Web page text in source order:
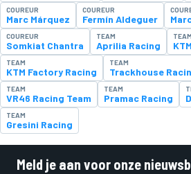
COUREUR
Marc Márquez
COUREUR
Fermín Aldeguer
COUREUR
Somkiat Chantra
TEAM
Aprilia Racing
TEAM
TEAM
KTM Factory Racing
TEAM
Trackhouse
TEAM
VR46 Racing Team
TEAM
Pramac Racing
TEAM
Gresini Racing
Meld je aan voor onze